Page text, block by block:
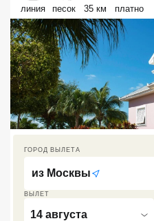
линия песок 35 км платно
ВЫЛЕТ
14 августа
ГОРОД ВЫЛЕТА
из Москвы
Большой Сочи
Кав Мин Воды
Экскурсионные туры
VIP отели 5 звезд
ТОП 10 лучших отелей 5*
Лучшие отели 4* звезды